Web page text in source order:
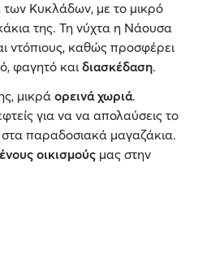
Κυκλάδων, με το μικρό
της. Τη νύχτα η Νάουσα
ντόπιους, καθώς προσφέρει
φαγητό και διασκέδαση.
μικρά ορεινά χωριά.
για να να απολαύσεις το
παραδοσιακά μαγαζάκια.
οικισμούς μας στην